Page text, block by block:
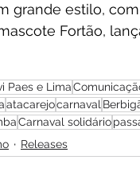
grande estilo,
Fortão,
Paes e Lima
atacarejocarnaval
Carnaval solidário
Releases